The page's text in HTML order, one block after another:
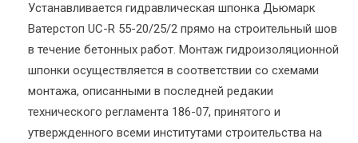
Устанавливается гидравлическая шпонка Дьюмарк
Ватерстоп UC-R 55-20/25/2 прямо на строительный шов
в течение бетонных работ. Монтаж гидроизоляционной
шпонки осуществляется в соответствии со схемами
монтажа, описанными в последней редакии
технического регламента 186-07, принятого и
утвержденного всеми институтами строительства на